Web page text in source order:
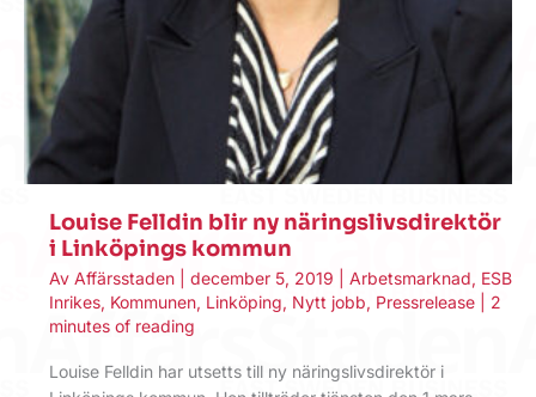
Louise Felldin blir ny näringslivsdirektör
i Linköpings kommun
Av Affärsstaden december 5, 2019 Arbetsmarknad, ESB
Inrikes, Kommunen, Linköping, Nytt jobb, Pressrelease
2
minutes of reading
Louise Felldin har utsetts till ny näringslivsdirektör i